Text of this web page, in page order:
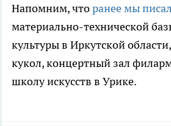
Напомним, чторанее мы
материально-технической
культуры в Иркутской
кукол, концертный зал
школу искусств в Урике.